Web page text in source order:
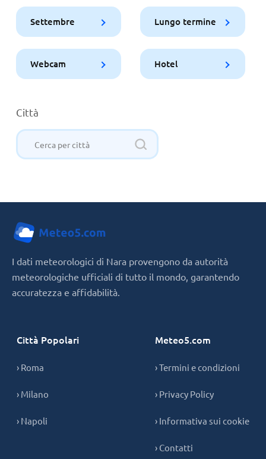
Settembre Lungo termine
Webcam Hotel
Città
I dati meteorologici di Nara provengono da autorità
meteorologiche ufficiali di tutto il mondo, garantendo
accuratezza e affidabilità.
Città Popolari
› Roma
› Milano
› Napoli
Meteo5.com
› Termini e condizioni
› Privacy Policy
› Informativa sui cookie
› Contatti